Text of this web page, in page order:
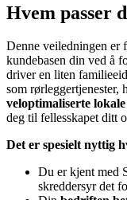
Hvem passer
Denne veiledningen er
kundebasen din ved å
driver en liten
som rørleggertjenester,
veloptimaliserte
deg til fellesskapet ditt
Det er spesielt nyttig
Du er kjent med
skreddersyr det